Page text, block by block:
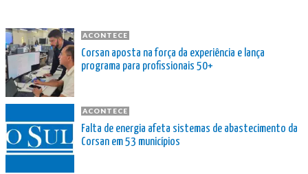
ACONTECE
Corsan aposta na força da experiência e lança
programa para profissionais 50+
ACONTECE
Falta de energia afeta sistemas de abastecimento da
Corsan em 53 municípios